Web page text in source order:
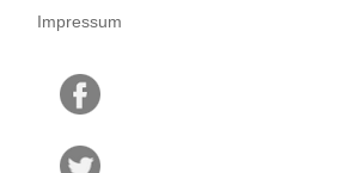
Impressum